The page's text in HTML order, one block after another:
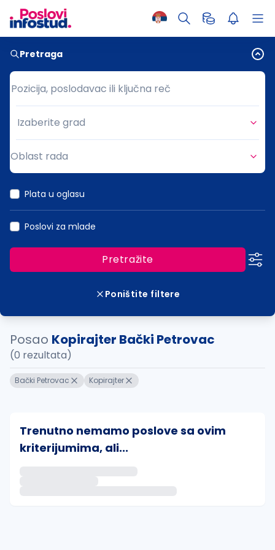
Pretraga
Pozicija, poslodavac ili ključna reč
Pozicija, poslodavac ili ključna reč
Grad
Izaberite grad
Oblast rada
Plata u oglasu
Poslovi za mlade
Pretražite
Poništite filtere
Posao Kopirajter Bački Petrovac
(0 rezultata)
Bački Petrovac Kopirajter
Trenutno nemamo poslove sa ovim
kriterijumima, ali...